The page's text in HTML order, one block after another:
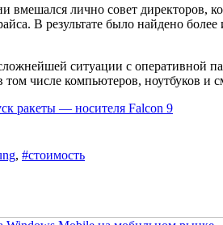
вмешался лично совет директоров,
В результате было найдено
ситуации с оперативной
числе компьютеров, ноутбуков и
ракеты — носителя Falcon 9
, #стоимость